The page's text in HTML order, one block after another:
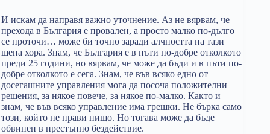
И искам да направя важно уточнение. Аз не вярвам, че
прехода в България е провален, а просто малко по-дълго
се проточи… може би точно заради алчността на тази
шепа хора. Знам, че България е в пъти по-добре отколкото
преди 25 години, но вярвам, че може да бъди и в пъти по-
добре отколкото е сега. Знам, че във всяко едно от
досегашните управления мога да посоча положителни
решения, за някое повече, за някое по-малко. Както и
знам, че във всяко управление има грешки. Не бърка само
този, който не прави нищо. Но тогава може да бъде
обвинен в престъпно бездействие.